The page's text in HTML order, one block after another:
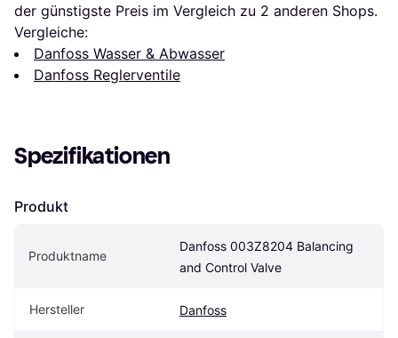
der günstigste Preis im Vergleich zu 2 anderen Shops.
Vergleiche:
Danfoss Wasser & Abwasser
Danfoss Reglerventile
Spezifikationen
Produkt
Produktname
Danfoss 003Z8204 Balancing
and Control Valve
Hersteller Danfoss